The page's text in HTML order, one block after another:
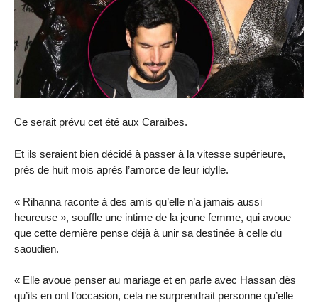
Ce serait prévu cet été aux Caraïbes.
Et ils seraient bien décidé à passer à la vitesse supérieure,
près de huit mois après l’amorce de leur idylle.
« Rihanna raconte à des amis qu’elle n’a jamais aussi
heureuse », souffle une intime de la jeune femme, qui avoue
que cette dernière pense déjà à unir sa destinée à celle du
saoudien.
« Elle avoue penser au mariage et en parle avec Hassan dès
qu’ils en ont l’occasion, cela ne surprendrait personne qu’elle